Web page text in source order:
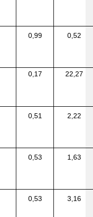
0,99 0,52
0,17 22,27
0,51 2,22
0,53 1,63
0,53 3,16